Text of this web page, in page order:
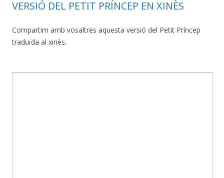
VERSIÓ DEL PETIT PRÍNCEP EN XINÈS
Compartim amb vosaltres aquesta versió del Petit Príncep
traduïda al xinès.